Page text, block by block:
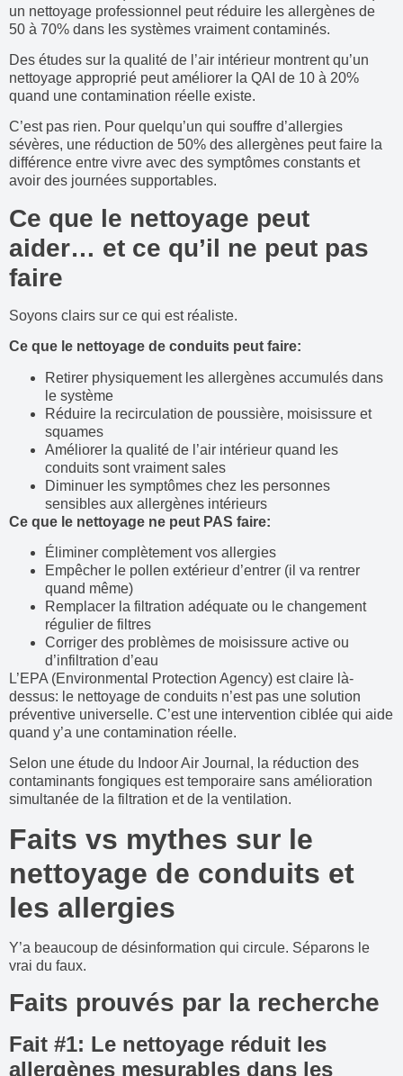
un nettoyage professionnel peut réduire les allergènes de
50 à 70% dans les systèmes vraiment contaminés.
Des études sur la qualité de l’air intérieur montrent qu’un
nettoyage approprié peut améliorer la QAI de 10 à 20%
quand une contamination réelle existe.
C’est pas rien. Pour quelqu’un qui souffre d’allergies
sévères, une réduction de 50% des allergènes peut faire la
différence entre vivre avec des symptômes constants et
avoir des journées supportables.
Ce que le nettoyage peut
aider… et ce qu’il ne peut pas
faire
Soyons clairs sur ce qui est réaliste.
Ce que le nettoyage de conduits peut faire:
Retirer physiquement les allergènes accumulés dans
le système
Réduire la recirculation de poussière, moisissure et
squames
Améliorer la qualité de l’air intérieur quand les
conduits sont vraiment sales
Diminuer les symptômes chez les personnes
sensibles aux allergènes intérieurs
Ce que le nettoyage ne peut PAS faire:
Éliminer complètement vos allergies
Empêcher le pollen extérieur d’entrer (il va rentrer
quand même)
Remplacer la filtration adéquate ou le changement
régulier de filtres
Corriger des problèmes de moisissure active ou
d’infiltration d’eau
L’EPA (Environmental Protection Agency) est claire là-
dessus: le nettoyage de conduits n’est pas une solution
préventive universelle. C’est une intervention ciblée qui aide
quand y’a une contamination réelle.
Selon une étude du Indoor Air Journal, la réduction des
contaminants fongiques est temporaire sans amélioration
simultanée de la filtration et de la ventilation.
Faits vs mythes sur le
nettoyage de conduits et
les allergies
Y’a beaucoup de désinformation qui circule. Séparons le
vrai du faux.
Faits prouvés par la recherche
Fait #1: Le nettoyage réduit les
allergènes mesurables dans les